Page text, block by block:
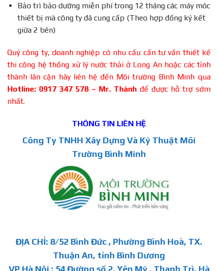
Bảo trì bảo dưỡng miễn phí trong 12 tháng các máy móc
thiết bị mà công ty đã cung cấp (Theo hợp đồng ký kết
giữa 2 bên)
Quý công ty, doanh nghiệp có nhu cầu cần tư vấn thiết kế
thi công hệ thống xử lý nước thải ở Long An hoặc các tỉnh
thành lân cận hãy liên hệ đến Môi trường Bình Minh qua
Hotline: 0917 347 578 – Mr. Thành để được hỗ trợ sớm
nhất.
THÔNG TIN LIÊN HỆ
Công Ty TNHH Xây Dựng Và Kỹ Thuật Môi
Trường Bình Minh
ĐỊA CHỈ: 8/52 Bình Đức , Phường Bình Hoà, TX.
Thuận An, tỉnh Bình Dương
VP Hà Nội : 54 Đường số 2, Yên Mỹ , Thanh Trì, Hà